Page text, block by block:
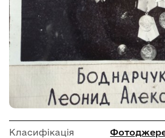
Класифікація